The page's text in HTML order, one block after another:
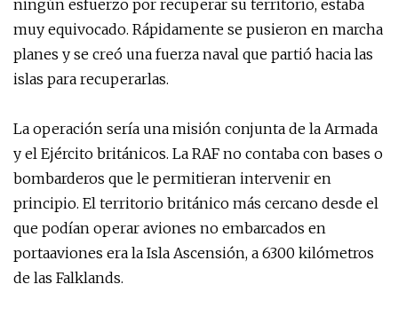
ningún esfuerzo por recuperar su territorio, estaba
muy equivocado. Rápidamente se pusieron en marcha
planes y se creó una fuerza naval que partió hacia las
islas para recuperarlas.
La operación sería una misión conjunta de la Armada
y el Ejército británicos. La RAF no contaba con bases o
bombarderos que le permitieran intervenir en
principio. El territorio británico más cercano desde el
que podían operar aviones no embarcados en
portaaviones era la Isla Ascensión, a 6300 kilómetros
de las Falklands.